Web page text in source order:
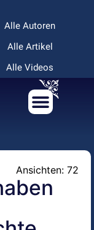
Alle Autoren
Alle Artikel
Alle Videos
Ansichten: 72